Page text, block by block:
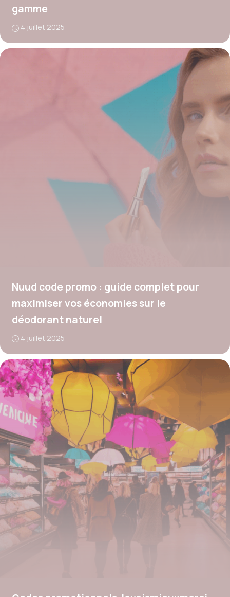
gamme
4 juillet 2025
Nuud code promo : guide complet pour
maximiser vos économies sur le
déodorant naturel
4 juillet 2025